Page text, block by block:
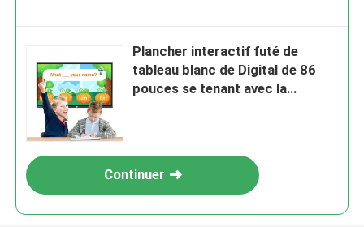
Plancher interactif futé de
tableau blanc de Digital de 86
pouces se tenant avec la
Continuer